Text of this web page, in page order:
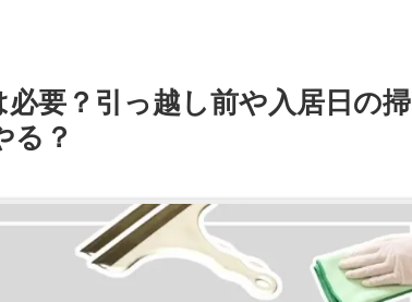
要？引っ越し前や入居日の掃
る？